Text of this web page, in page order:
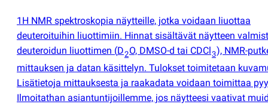
1H NMR spektroskopia näytteille, jotka voidaan liuottaa
deuteroituihin liuottimiin. Hinnat sisältävät näytteen
deuteroidun liuottimen (D2O, DMSO-d tai CDCl 3), NMR-
mittauksen ja datan käsittelyn. Tulokset toimitetaan
Lisätietoja mittauksesta ja raakadata voidaan toimittaa
Ilmoitathan asiantuntijoillemme, jos näytteesi vaativat